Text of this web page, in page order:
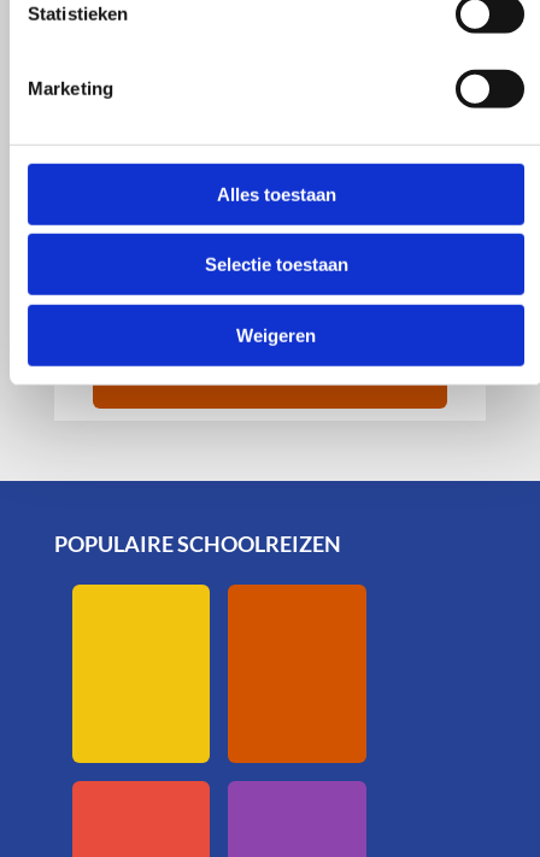
Statistieken
Marketing
Alles toestaan
Selectie toestaan
Weigeren
Taalreis
Berlijn
POPULAIRE SCHOOLREIZEN